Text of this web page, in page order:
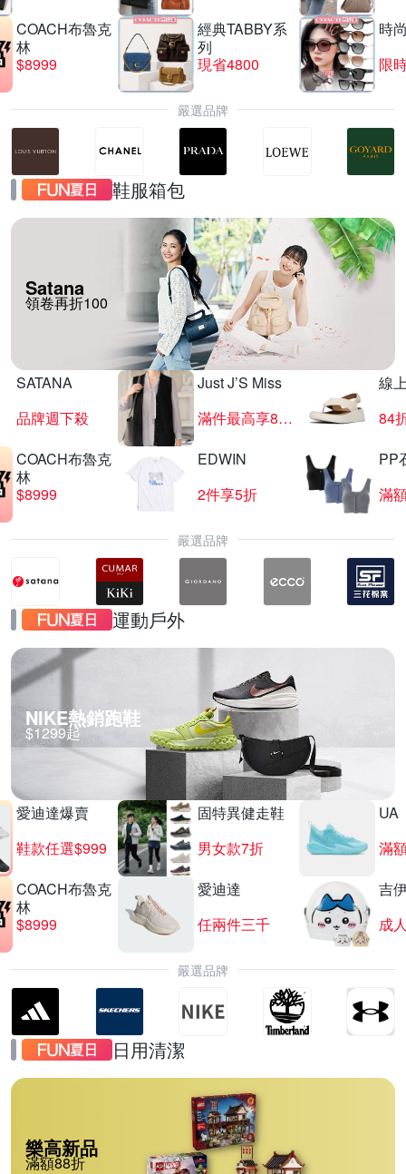
滿1件享88折
COACH布魯克
林
$8999
經典TABBY系
列
現省4800
時
限
嚴選品牌
鞋服箱包
Satana
領卷再折100
SATANA
品牌週下殺
Just J’S Miss
滿件最高享85折
線
84
COACH布魯克
林
$8999
EDWIN
2件享5折
PP
滿
嚴選品牌
運動戶外
NIKE熱銷跑鞋
$1299起
愛迪達爆賣
鞋款任選$999
固特異健走鞋
男女款7折
UA
滿
COACH布魯克
林
$8999
愛迪達
任兩件三千
吉
嚴選品牌
日用清潔
樂高新品
滿額88折